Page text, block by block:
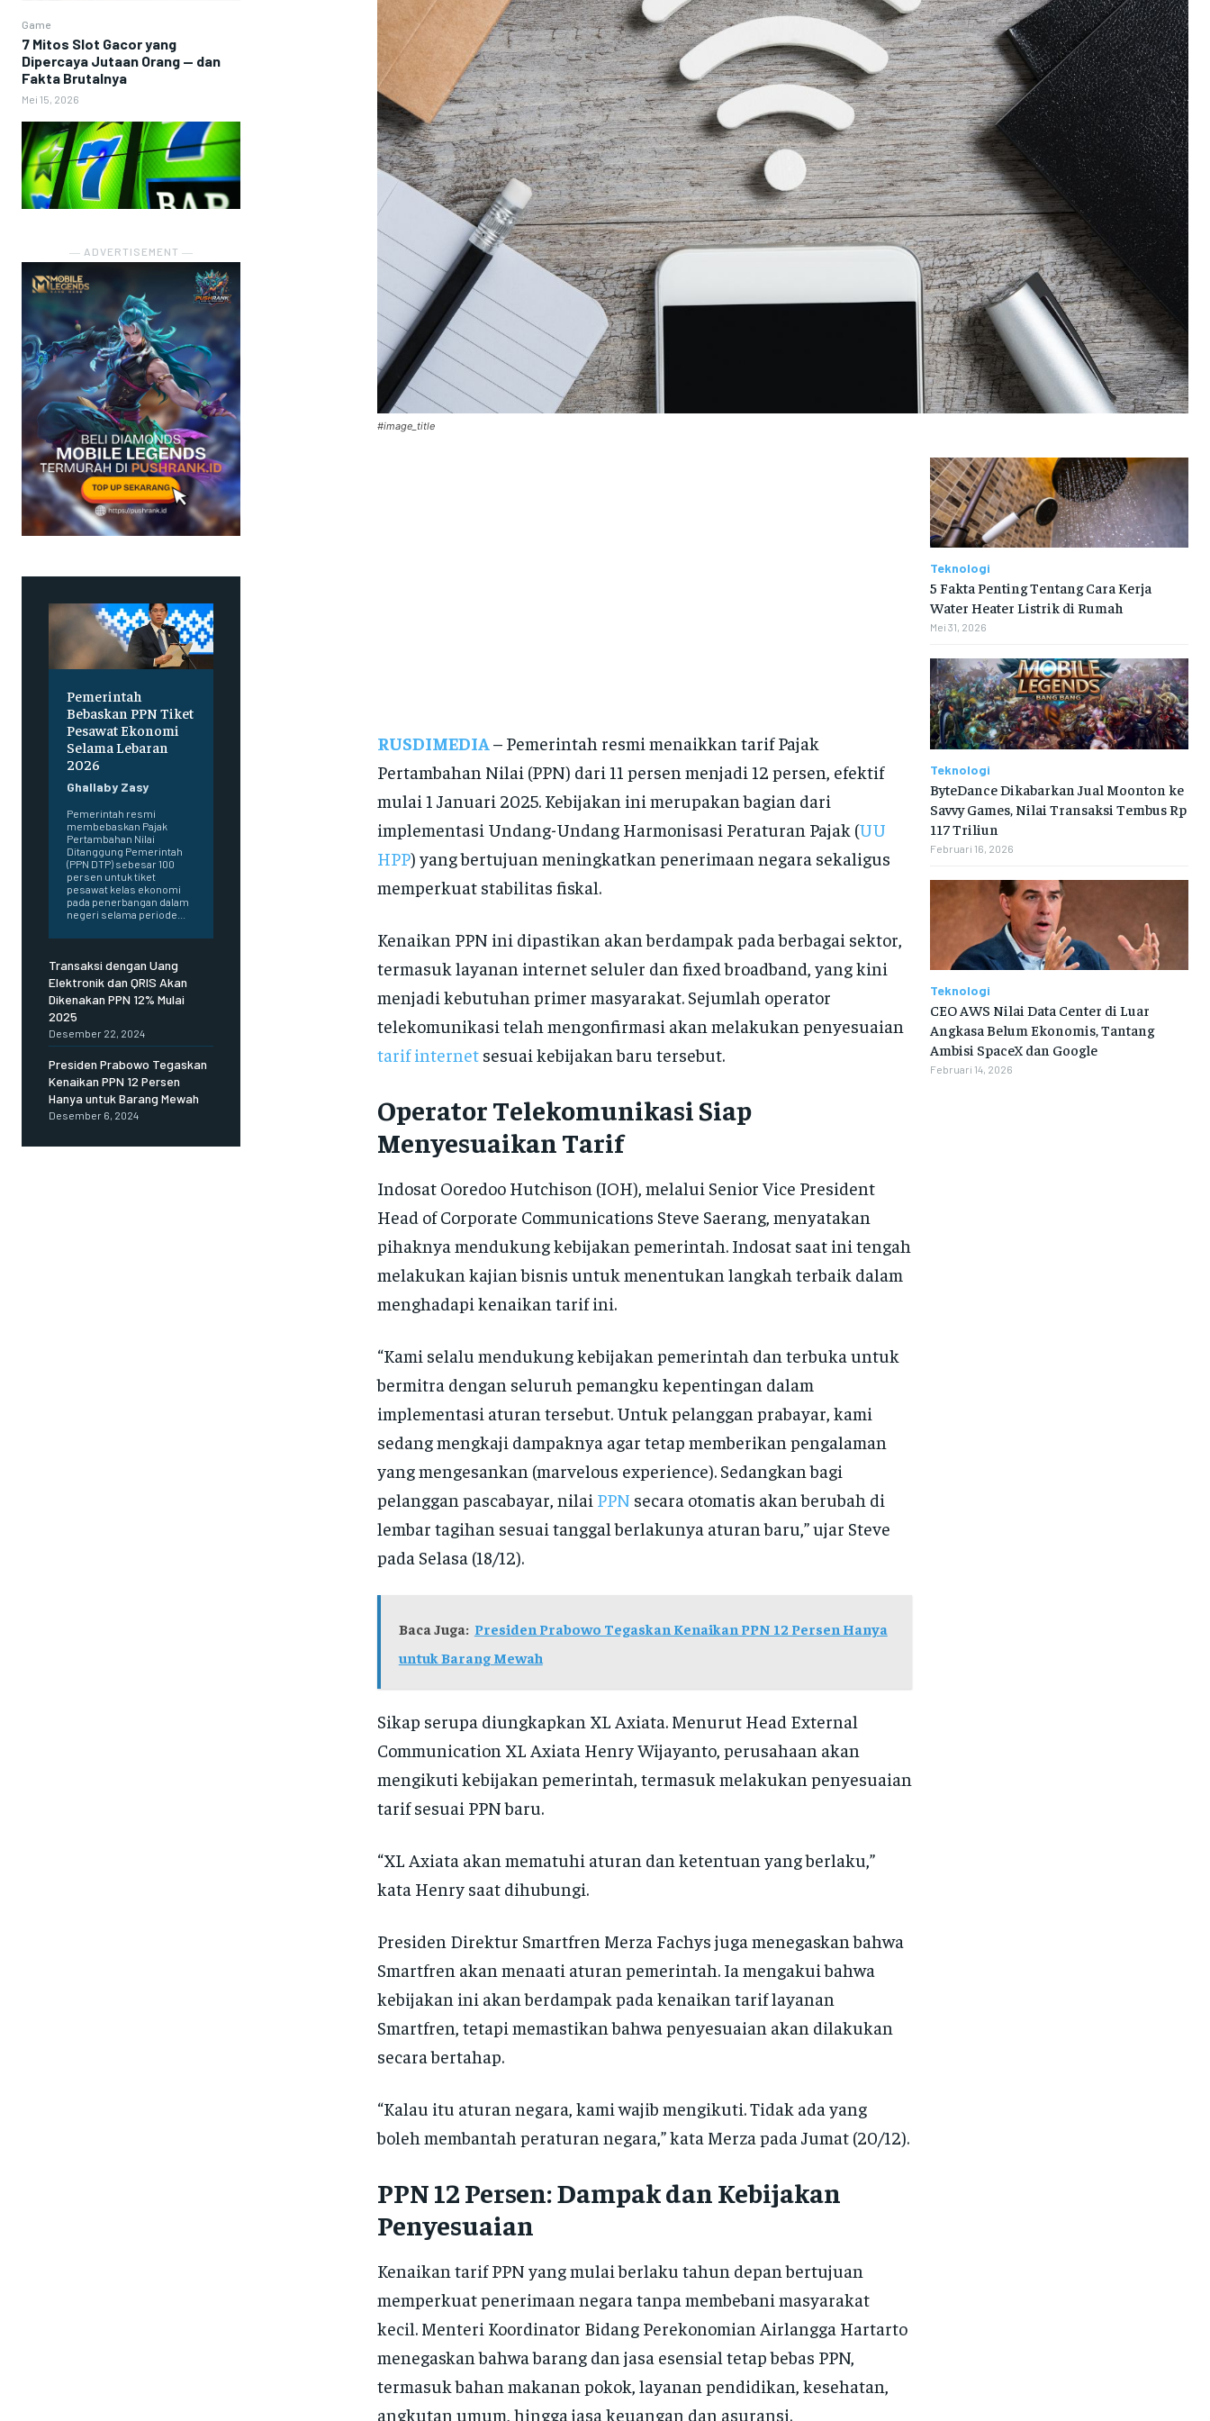
Game
7 Mitos Slot Gacor yang
Dipercaya Jutaan Orang — dan
Fakta Brutalnya
Mei 15, 2026
― ADVERTISEMENT ―
Pemerintah
Bebaskan PPN Tiket
Pesawat Ekonomi
Selama Lebaran
2026
Ghallaby Zasy
Pemerintah resmi
membebaskan Pajak
Pertambahan Nilai
Ditanggung Pemerintah
(PPN DTP) sebesar 100
persen untuk tiket
pesawat kelas ekonomi
pada penerbangan dalam
negeri selama periode...
Transaksi dengan Uang
Elektronik dan QRIS Akan
Dikenakan PPN 12% Mulai
2025
Desember 22, 2024
Presiden Prabowo Tegaskan
Kenaikan PPN 12 Persen
Hanya untuk Barang Mewah
Desember 6, 2024
#image_title
RUSDIMEDIA – Pemerintah resmi menaikkan tarif Pajak
Pertambahan Nilai (PPN) dari 11 persen menjadi 12 persen, efektif
mulai 1 Januari 2025. Kebijakan ini merupakan bagian dari
implementasi Undang-Undang Harmonisasi Peraturan Pajak (UU
HPP) yang bertujuan meningkatkan penerimaan negara sekaligus
memperkuat stabilitas fiskal.
Kenaikan PPN ini dipastikan akan berdampak pada berbagai sektor,
termasuk layanan internet seluler dan fixed broadband, yang kini
menjadi kebutuhan primer masyarakat. Sejumlah operator
telekomunikasi telah mengonfirmasi akan melakukan penyesuaian
tarif internetsesuai kebijakan baru tersebut.
Operator Telekomunikasi Siap
Menyesuaikan Tarif
Indosat Ooredoo Hutchison (IOH), melalui Senior Vice President
Head of Corporate Communications Steve Saerang, menyatakan
pihaknya mendukung kebijakan pemerintah. Indosat saat ini tengah
melakukan kajian bisnis untuk menentukan langkah terbaik dalam
menghadapi kenaikan tarif ini.
“Kami selalu mendukung kebijakan pemerintah dan terbuka untuk
bermitra dengan seluruh pemangku kepentingan dalam
implementasi aturan tersebut. Untuk pelanggan prabayar, kami
sedang mengkaji dampaknya agar tetap memberikan pengalaman
yang mengesankan (marvelous experience). Sedangkan bagi
pelanggan pascabayar, nilai PPN secara otomatis akan berubah di
lembar tagihan sesuai tanggal berlakunya aturan baru,” ujar Steve
pada Selasa (18/12).
Baca Juga: Presiden Prabowo Tegaskan Kenaikan PPN 12 Persen Hanya
untuk Barang Mewah
Sikap serupa diungkapkan XL Axiata. Menurut Head External
Communication XL Axiata Henry Wijayanto, perusahaan akan
mengikuti kebijakan pemerintah, termasuk melakukan penyesuaian
tarif sesuai PPN baru.
“XL Axiata akan mematuhi aturan dan ketentuan yang berlaku,”
kata Henry saat dihubungi.
Presiden Direktur Smartfren Merza Fachys juga menegaskan bahwa
Smartfren akan menaati aturan pemerintah. Ia mengakui bahwa
kebijakan ini akan berdampak pada kenaikan tarif layanan
Smartfren, tetapi memastikan bahwa penyesuaian akan dilakukan
secara bertahap.
“Kalau itu aturan negara, kami wajib mengikuti. Tidak ada yang
boleh membantah peraturan negara,” kata Merza pada Jumat (20/12).
PPN 12 Persen: Dampak dan Kebijakan
Penyesuaian
Kenaikan tarif PPN yang mulai berlaku tahun depan bertujuan
memperkuat penerimaan negara tanpa membebani masyarakat
kecil. Menteri Koordinator Bidang Perekonomian Airlangga Hartarto
menegaskan bahwa barang dan jasa esensial tetap bebas PPN,
termasuk bahan makanan pokok, layanan pendidikan, kesehatan,
angkutan umum, hingga jasa keuangan dan asuransi.
Teknologi
5 Fakta Penting Tentang Cara Kerja
Water Heater Listrik di Rumah
Mei 31, 2026
Teknologi
ByteDance Dikabarkan Jual Moonton ke
Savvy Games, Nilai Transaksi Tembus Rp
117 Triliun
Februari 16, 2026
Teknologi
CEO AWS Nilai Data Center di Luar
Angkasa Belum Ekonomis, Tantang
Ambisi SpaceX dan Google
Februari 14, 2026